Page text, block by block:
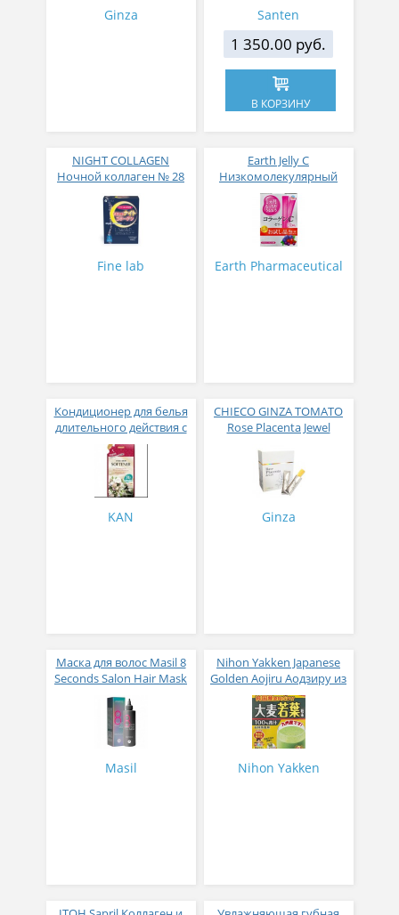
Ginza Santen
1 350.00 руб.
В КОРЗИНУ
NIGHT COLLAGEN
Ночной коллаген № 28
Fine lab
Earth Jelly C
Низкомолекулярный
рыбный коллаген с
витамином С и 5
активных компонентов
с ягодным вкусом 8 гр
Earth Pharmaceutical
Кондиционер для белья
длительного действия с
аромакапсулами с
экзотическим ароматом
500 мл
KAN
CHIECO GINZA TOMATO
Rose Placenta Jewel
в желе № 30
Ginza
Маска для волос Masil 8
Seconds Salon Hair Mask
200 мл
Masil
Nihon Yakken Japanese
Golden Aojiru Аодзиру из
листьев молодого
ячменя
Nihon Yakken